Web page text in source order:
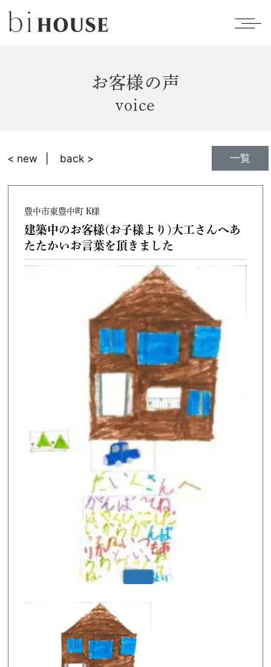
お客様の声
voice
一覧
< new back >
豊中市東豊中町 K様
建築中のお客様(お子様より)大工さんへあ
たたかいお言葉を頂きました